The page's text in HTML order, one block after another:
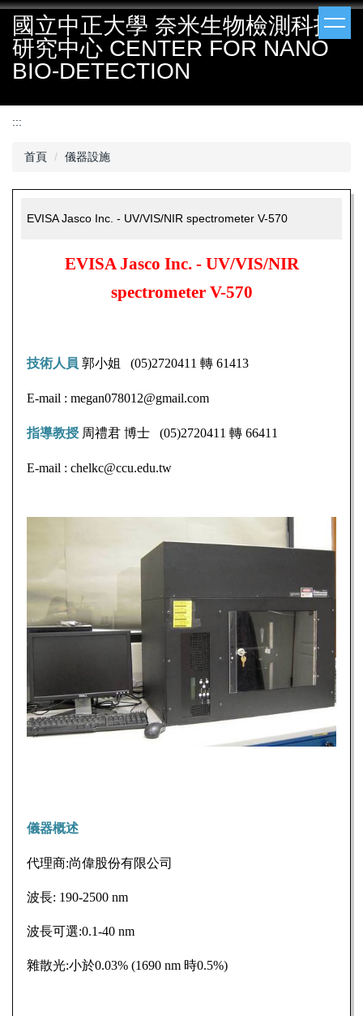
跳
到
主
要
內
國立中正大學 奈米生物檢測科技
研究中心 CENTER FOR NANO
BIO-DETECTION
:::
首頁 儀器設施
EVISA Jasco Inc. - UV/VIS/NIR spectrometer V-570
EVISA Jasco Inc. - UV/VIS/NIR
spectrometer V-570
技術人員 郭小姐 (05)2720411 轉 61413
E-mail : megan078012@gmail.com
指導教授 周禮君 博士 (05)2720411 轉 66411
E-mail : chelkc@ccu.edu.tw
儀器概述
代理商:尚偉股份有限公司
波長: 190-2500 nm
波長可選:0.1-40 nm
雜散光:小於0.03% (1690 nm 時0.5%)